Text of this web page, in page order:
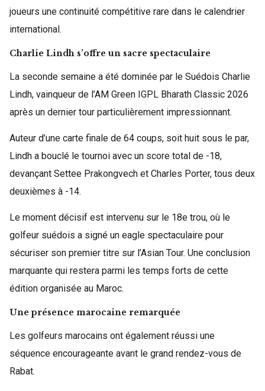
joueurs une continuité compétitive rare dans le calendrier
international.
Charlie Lindh s’offre un sacre spectaculaire
La seconde semaine a été dominée par le Suédois Charlie
Lindh, vainqueur de l’AM Green IGPL Bharath Classic 2026
après un dernier tour particulièrement impressionnant.
Auteur d’une carte finale de 64 coups, soit huit sous le par,
Lindh a bouclé le tournoi avec un score total de -18,
devançant Settee Prakongvech et Charles Porter, tous deux
deuxièmes à -14.
Le moment décisif est intervenu sur le 18e trou, où le
golfeur suédois a signé un eagle spectaculaire pour
sécuriser son premier titre sur l’Asian Tour. Une conclusion
marquante qui restera parmi les temps forts de cette
édition organisée au Maroc.
Une présence marocaine remarquée
Les golfeurs marocains ont également réussi une
séquence encourageante avant le grand rendez-vous de
Rabat.